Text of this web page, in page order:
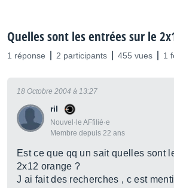
Quelles sont les entrées sur le
1 réponse 2 participants 455 vues 1
ril
Nouvel·le AFfilié·e
Membre depuis 22 ans
18 Octobre 2004 à 13:27
Est ce que qq un sait quelles sont
2x12 orange ?
J ai fait des recherches , c est